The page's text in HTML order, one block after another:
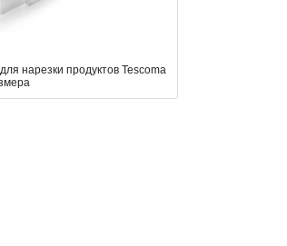
нарезки продуктов Tescoma